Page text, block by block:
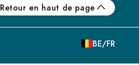
BE/FR
ES
Retour en haut de page